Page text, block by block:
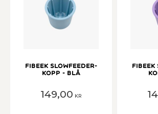
Fibeek Slowfeeder-
kopp - Blå
149,00 KR